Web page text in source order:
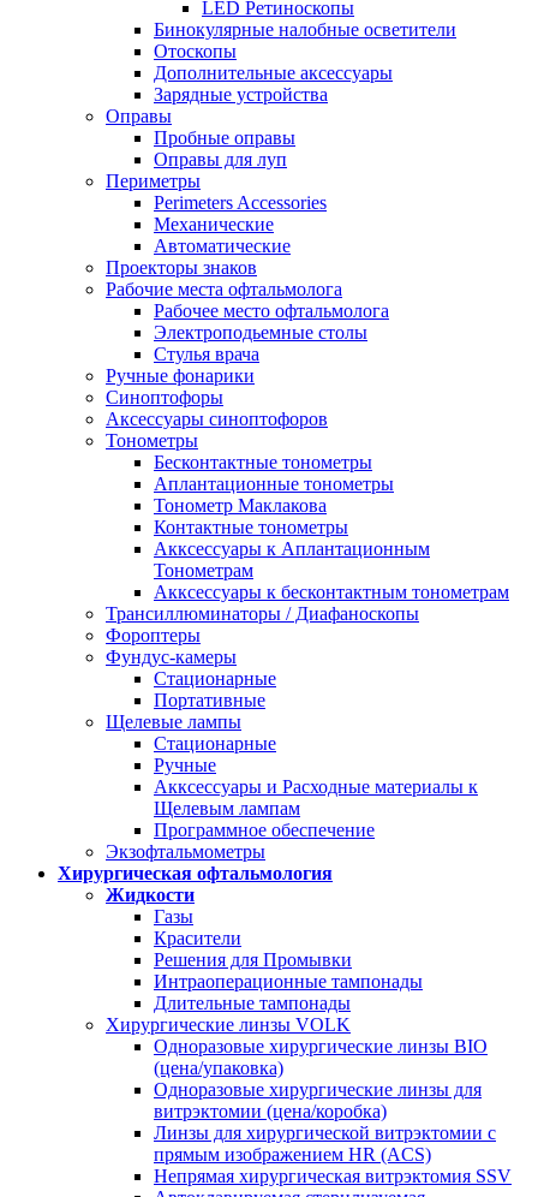
LED Ретиноскопы
Бинокулярные налобные осветители
Отоскопы
Дополнительные аксессуары
Зарядные устройства
Оправы
Пробные оправы
Оправы для луп
Периметры
Perimeters Accessories
Механические
Автоматические
Проекторы знаков
Рабочие места офтальмолога
Рабочее место офтальмолога
Электроподьемные столы
Стулья врача
Ручные фонарики
Синоптофоры
Аксессуары синоптофоров
Тонометры
Бесконтактные тонометры
Аплантационные тонометры
Тонометр Маклакова
Контактные тонометры
Акксессуары к Аплантационным
Тонометрам
Акксессуары к бесконтактным тонометрам
Трансиллюминаторы / Диафаноскопы
Фороптеры
Фундус-камеры
Стационарные
Портативные
Щелевые лампы
Стационарные
Ручные
Акксессуары и Расходные материалы к
Щелевым лампам
Программное обеспечение
Экзофтальмометры
Хирургическая офтальмология
Жидкости
Газы
Красители
Решения для Промывки
Интраоперационные тампонады
Длительные тампонады
Хирургические линзы VOLK
Одноразовые хирургические линзы BIO
(цена/упаковка)
Одноразовые хирургические линзы для
витрэктомии (цена/коробка)
Линзы для хирургической витрэктомии с
прямым изображением HR (ACS)
Непрямая хирургическая витрэктомия SSV